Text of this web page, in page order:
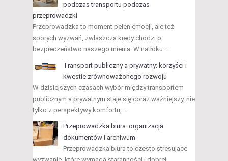
podczas transportu podczas
przeprowadzki
Przeprowadzka to moment pełen emocji, ale też
sporych wyzwań, zwłaszcza kiedy chodzi o
bezpieczeństwo naszego mienia. W natłoku …
Transport publiczny a prywatny: korzyści i
kwestie zrównoważonego rozwoju
W dzisiejszych czasach wybór między transportem
publicznym a prywatnym staje się coraz ważniejszy, nie
tylko z perspektywy komfortu, …
Przeprowadzka biura: organizacja
dokumentów i archiwum
Przeprowadzka biura to często stresujące